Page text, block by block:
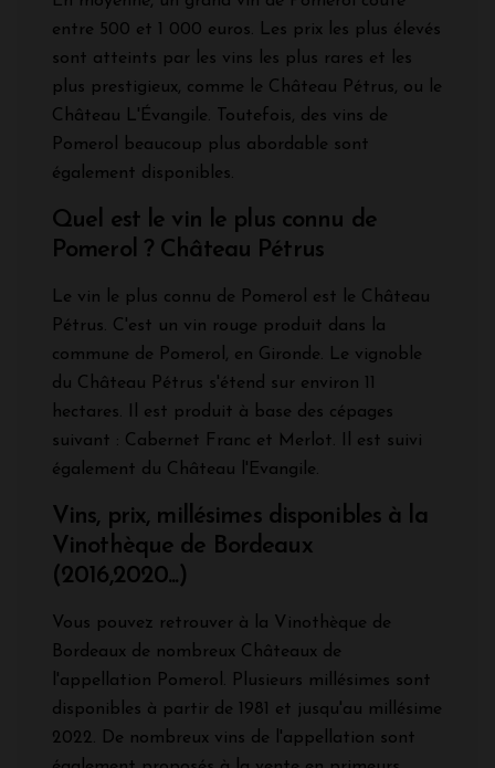
entre 500 et 1 000 euros. Les prix les plus élevés
sont atteints par les vins les plus rares et les
plus prestigieux, comme le Château Pétrus, ou le
Château L'Évangile. Toutefois, des vins de
Pomerol beaucoup plus abordable sont
également disponibles.
Quel est le vin le plus connu de
Pomerol ? Château Pétrus
Le vin le plus connu de Pomerol est le Château
Pétrus. C'est un vin rouge produit dans la
commune de Pomerol, en Gironde. Le vignoble
du Château Pétrus s'étend sur environ 11
hectares. Il est produit à base des cépages
suivant : Cabernet Franc et Merlot. Il est suivi
également du Château l'Evangile.
Vins, prix, millésimes disponibles à la
Vinothèque de Bordeaux
(2016,2020...)
Vous pouvez retrouver à la Vinothèque de
Bordeaux de nombreux Châteaux de
l'appellation Pomerol. Plusieurs millésimes sont
disponibles à partir de 1981 et jusqu'au millésime
2022. De nombreux vins de l'appellation sont